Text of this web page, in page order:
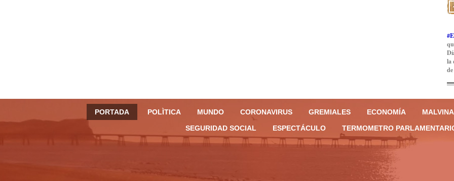
la
PORTADA POLÌTICA MUNDO CORONAVIRUS GREMIALES ECONOMÍA
SEGURIDAD SOCIAL
ESPECTÁCULO TERMOMETRO